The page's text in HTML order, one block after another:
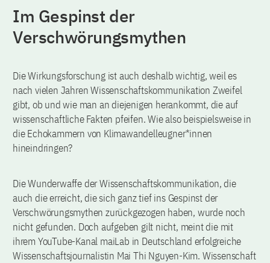
Im Gespinst der
Verschwörungsmythen
Die Wirkungsforschung ist auch deshalb wichtig, weil es
nach vielen Jahren Wissenschaftskommunikation Zweifel
gibt, ob und wie man an diejenigen herankommt, die auf
wissenschaftliche Fakten pfeifen. Wie also beispielsweise in
die Echokammern von Klimawandelleugner*innen
hineindringen?
Die Wunderwaffe der Wissenschaftskommunikation, die
auch die erreicht, die sich ganz tief ins Gespinst der
Verschwörungsmythen zurückgezogen haben, wurde noch
nicht gefunden. Doch aufgeben gilt nicht, meint die mit
ihrem YouTube-Kanal maiLab in Deutschland erfolgreiche
Wissenschaftsjournalistin Mai Thi Nguyen-Kim. Wissenschaft